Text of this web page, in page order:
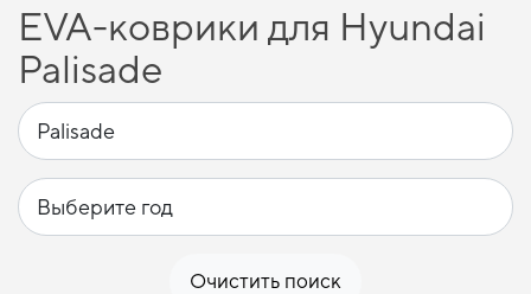
EVA-коврики для Hyundai
Palisade
Очистить поиск